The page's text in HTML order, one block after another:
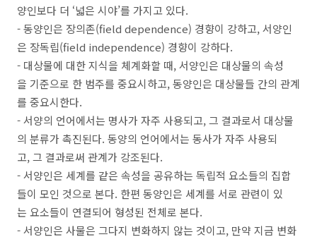
양인보다 더 ‘넓은 시야’를 가지고 있다.
- 동양인은 장의존(field dependence) 경향이 강하고, 서양인
은 장독립(field independence) 경향이 강하다.
- 대상물에 대한 지식을 체계화할 때, 서양인은 대상물의 속성
을 기준으로 한 범주를 중요시하고, 동양인은 대상물들 간의 관계
를 중요시한다.
- 서양의 언어에서는 명사가 자주 사용되고, 그 결과로서 대상물
의 분류가 촉진된다. 동양의 언어에서는 동사가 자주 사용되
고, 그 결과로써 관계가 강조된다.​
- ​서양인은 세계를 같은 속성을 공유하는 독립적 요소들의 집합
들이 모인 것으로 본다. 한편 동양인은 세계를 서로 관련이 있
는 요소들이 연결되어 형성된 전체로 본다.
- 서양인은 사물은 그다지 변화하지 않는 것이고, 만약 지금 변화